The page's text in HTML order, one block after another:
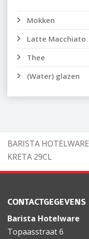
Mokken
Latte Macchiato
Thee
(Water) glazen
BARISTA HOTELWARE
KRETA 29CL
CONTACTGEGEVENS
Barista Hotelware
Topaasstraat 6